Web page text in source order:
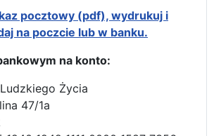
pocztowy (pdf), wydrukuj i
na poczcie lub w banku.
na konto:
Życia
47/1a